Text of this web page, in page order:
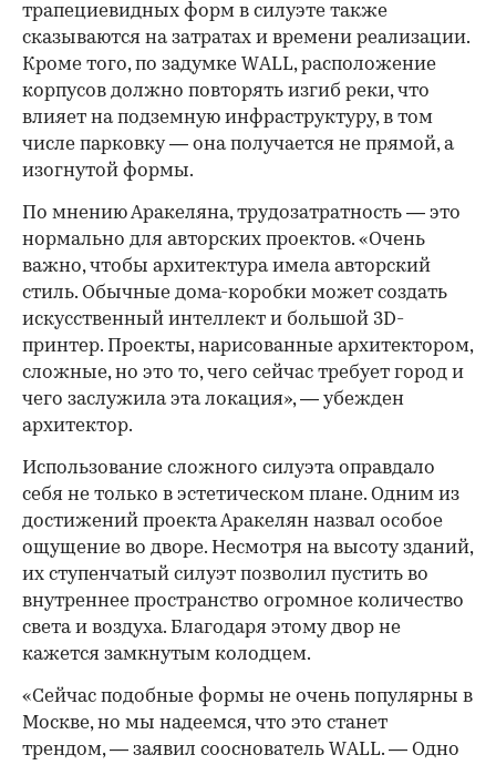
трапециевидных форм в силуэте также
сказываются на затратах и времени реализации.
Кроме того, по задумке WALL, расположение
корпусов должно повторять изгиб реки, что
влияет на подземную инфраструктуру, в том
числе парковку — она получается не прямой, а
изогнутой формы.
По мнению Аракеляна, трудозатратность — это
нормально для авторских проектов. «Очень
важно, чтобы архитектура имела авторский
стиль. Обычные дома-коробки может создать
искусственный интеллект и большой 3D-
принтер. Проекты, нарисованные архитектором,
сложные, но это то, чего сейчас требует город и
чего заслужила эта локация», — убежден
архитектор.
Использование сложного силуэта оправдало
себя не только в эстетическом плане. Одним из
достижений проекта Аракелян назвал особое
ощущение во дворе. Несмотря на высоту зданий,
их ступенчатый силуэт позволил пустить во
внутреннее пространство огромное количество
света и воздуха. Благодаря этому двор не
кажется замкнутым колодцем.
«Сейчас подобные формы не очень популярны в
Москве, но мы надеемся, что это станет
трендом, — заявил сооснователь WALL. — Одно